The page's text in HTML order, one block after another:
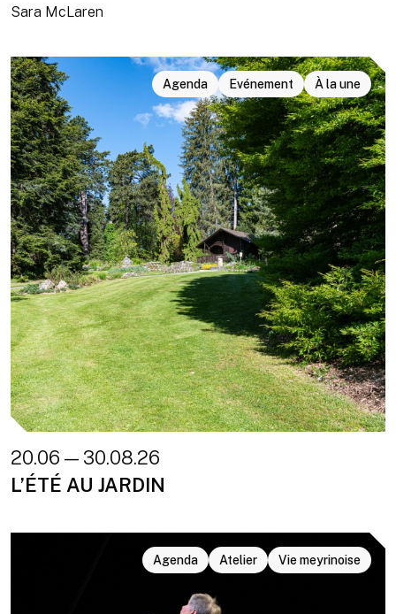
Sara McLaren
Agenda Evénement À la une
20.06 — 30.08.26
L’ÉTÉ AU JARDIN
Agenda Atelier Vie meyrinoise